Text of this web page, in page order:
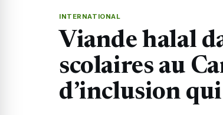
INTERNATIONAL
Viande halal
scolaires au
d’inclusion